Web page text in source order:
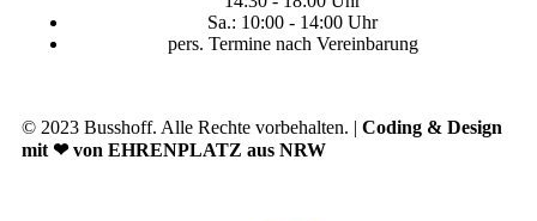
Sa.: 10:00 - 14:00 Uhr
pers. Termine nach Vereinbarung
© 2023 Busshoff. Alle Rechte vorbehalten. | Coding & Design
mit ❤ von EHRENPLATZ aus NRW